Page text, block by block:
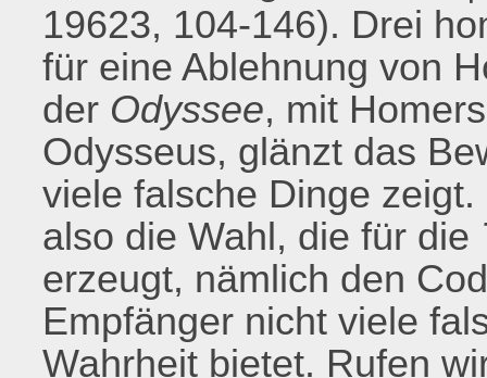
19623, 104-146). Drei
für eine Ablehnung von
der Odyssee, mit
Odysseus, glänzt das
viele falsche Dinge
also die Wahl, die für die
erzeugt, nämlich den
Empfänger nicht viele
Wahrheit bietet. Rufen